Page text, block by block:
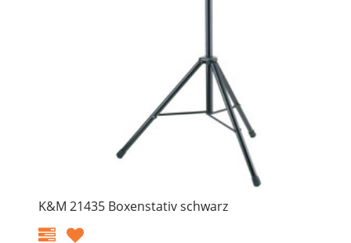
K&M 21435 Boxenstativ schwarz